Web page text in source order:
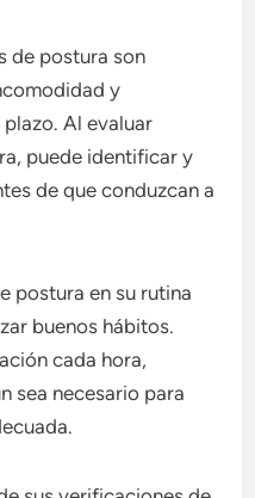
de postura son
y
Al evaluar
puede identificar y
de que conduzcan a
postura en su rutina
buenos hábitos.
cada hora,
sea necesario para